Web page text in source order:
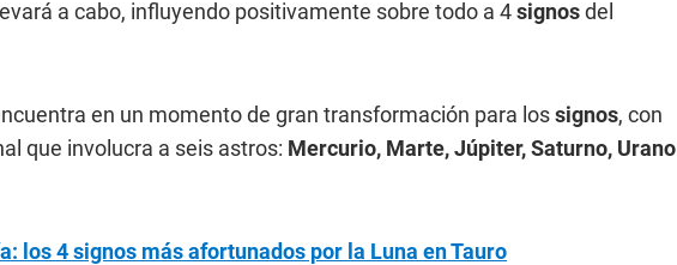
a cabo, influyendo positivamente sobre todo a 4signosdel
en un momento de gran transformación para lossignos, con
que involucra a seis astros: Mercurio, Marte, Júpiter, Saturno, Urano
los 4 signos más afortunados por la Luna en Tauro